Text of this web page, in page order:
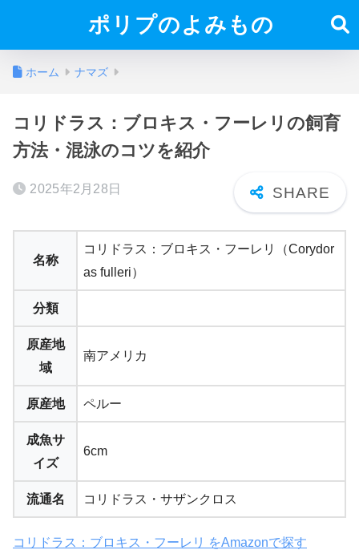
ポリプのよみもの
ホーム ナマズ
コリドラス：ブロキス・フーレリの飼育
方法・混泳のコツを紹介
2025年2月28日
名称
コリドラス：ブロキス・フーレリ（Corydor
as fulleri）
分類
原産地
域
南アメリカ
原産地 ペルー
成魚サ
イズ
6cm
流通名 コリドラス・サザンクロス
コリドラス：ブロキス・フーレリ をAmazonで探す